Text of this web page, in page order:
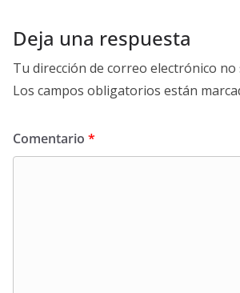
Deja una respuesta
Tu dirección de correo electrónico no
Los campos obligatorios están
Comentario *